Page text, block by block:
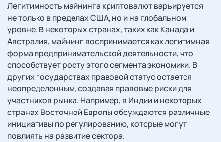
Легитимность майнинга криптовалют варьируется
не только в пределах США, но и на глобальном
уровне. В некоторых странах, таких как Канада и
Австралия, майнинг воспринимается как легитимная
форма предпринимательской деятельности, что
способствует росту этого сегмента экономики. В
других государствах правовой статус остается
неопределенным, создавая правовые риски для
участников рынка. Например, в Индии и некоторых
странах Восточной Европы обсуждаются различные
инициативы по регулированию, которые могут
повлиять на развитие сектора.